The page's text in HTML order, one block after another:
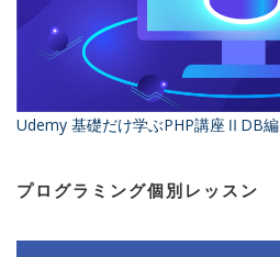
Udemy 基礎だけ学ぶPHP講座ⅡDB編
プログラミング個別レッスン